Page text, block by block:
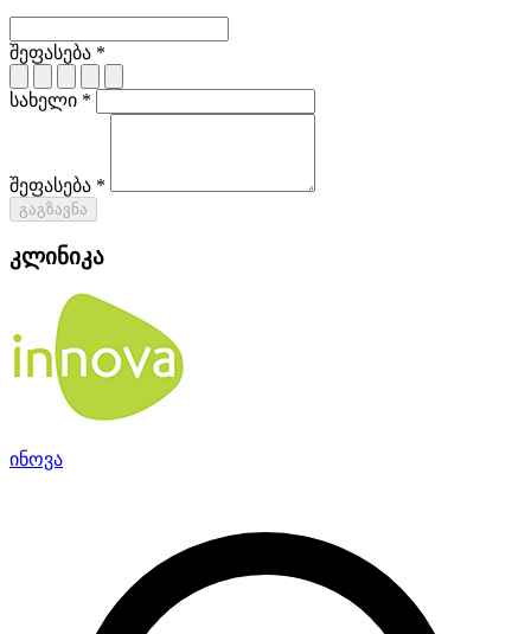
შეფასება *
სახელი *
შეფასება *
გაგზავნა
კლინიკა
ინოვა